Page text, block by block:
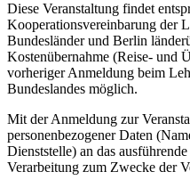
Diese Veranstaltung findet
Kooperationsvereinbarung der
Bundesländer und Berlin
Kostenübernahme (Reise- und
vorheriger Anmeldung beim
Bundeslandes möglich.
Mit der Anmeldung zur
personenbezogener Daten
Dienststelle) an das
Verarbeitung zum Zwecke der